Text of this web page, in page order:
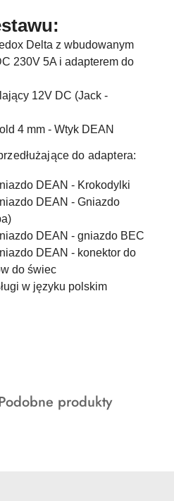
Delta z wbudowanym
230V 5A i adapterem do
12V DC (Jack -
4 mm - Wtyk DEAN
do adaptera:
DEAN - Krokodylki
DEAN - Gniazdo
DEAN - gniazdo BEC
DEAN - konektor do
do świec
w języku polskim
produkty